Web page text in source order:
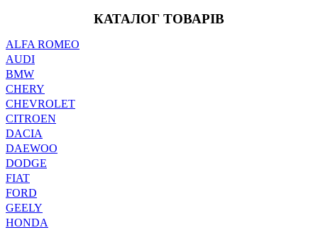
КАТАЛОГ ТОВАРІВ
ALFA ROMEO
AUDI
BMW
CHERY
CHEVROLET
CITROEN
DACIA
DAEWOO
DODGE
FIAT
FORD
GEELY
HONDA